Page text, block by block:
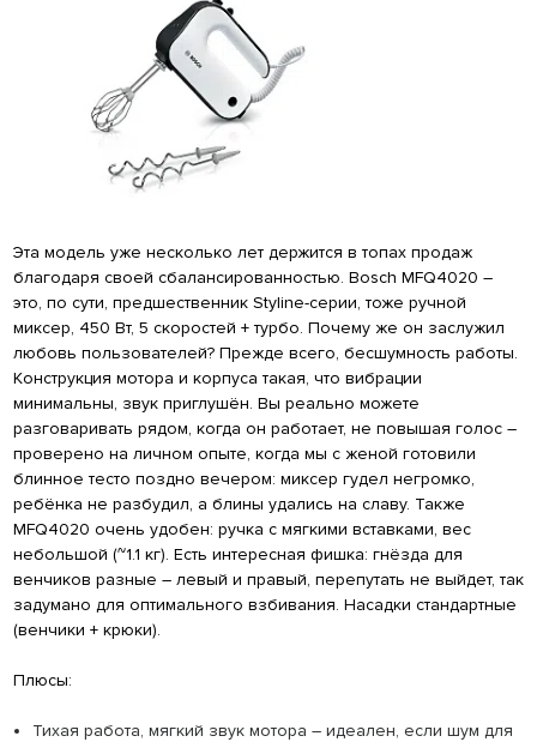
Эта модель уже несколько лет держится в топах продаж
благодаря своей сбалансированностью. Bosch MFQ4020 –
это, по сути, предшественник Styline-серии, тоже ручной
миксер, 450 Вт, 5 скоростей + турбо. Почему же он заслужил
любовь пользователей? Прежде всего, бесшумность работы.
Конструкция мотора и корпуса такая, что вибрации
минимальны, звук приглушён. Вы реально можете
разговаривать рядом, когда он работает, не повышая голос –
проверено на личном опыте, когда мы с женой готовили
блинное тесто поздно вечером: миксер гудел негромко,
ребёнка не разбудил, а блины удались на славу. Также
MFQ4020 очень удобен: ручка с мягкими вставками, вес
небольшой (~1.1 кг). Есть интересная фишка: гнёзда для
венчиков разные – левый и правый, перепутать не выйдет, так
задумано для оптимального взбивания. Насадки стандартные
(венчики + крюки).
Плюсы:
Тихая работа, мягкий звук мотора – идеален, если шум для